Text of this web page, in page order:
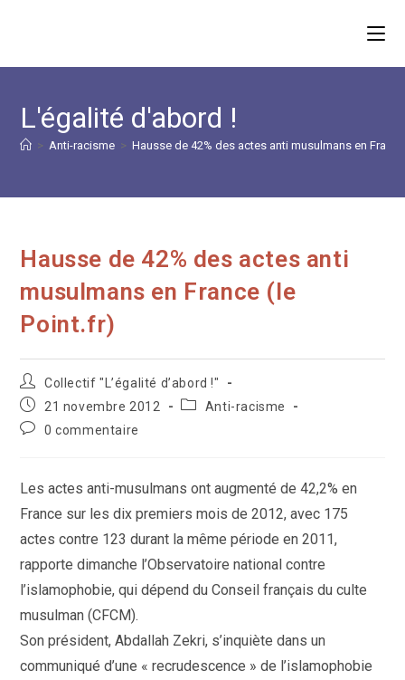
L'égalité d'abord !
> Anti-racisme > Hausse de 42% des actes anti musulmans en
Hausse de 42% des actes anti
musulmans en France (le
Point.fr)
Auteur/autrice
de
la
publication :
Collectif "L’égalité d’abord !"
Publication
publiée :
21 novembre 2012
PostAnti-racisme
Commentaires
0 commentaire
Les actes anti-musulmans ont augmenté de 42,2% en
France sur les dix premiers mois de 2012, avec 175
actes contre 123 durant la même période en 2011,
rapporte dimanche l’Observatoire national contre
l’islamophobie, qui dépend du Conseil français du culte
musulman (CFCM).
Son président, Abdallah Zekri, s’inquiète dans un
communiqué d’une « recrudescence » de l’islamophobie